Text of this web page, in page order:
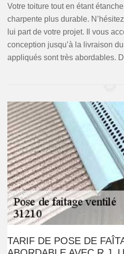
Votre toiture tout en étant
charpente plus durable.
lui part de votre projet. Il vous
conception jusqu’à la livraison
appliqués sont très abordables.
TARIF DE POSE DE